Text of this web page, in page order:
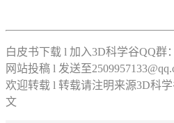
白皮书下载 l 加入3D科学谷QQ群
网站投稿 l 发送至
欢迎转载 l 转载请注明来源3D科
文